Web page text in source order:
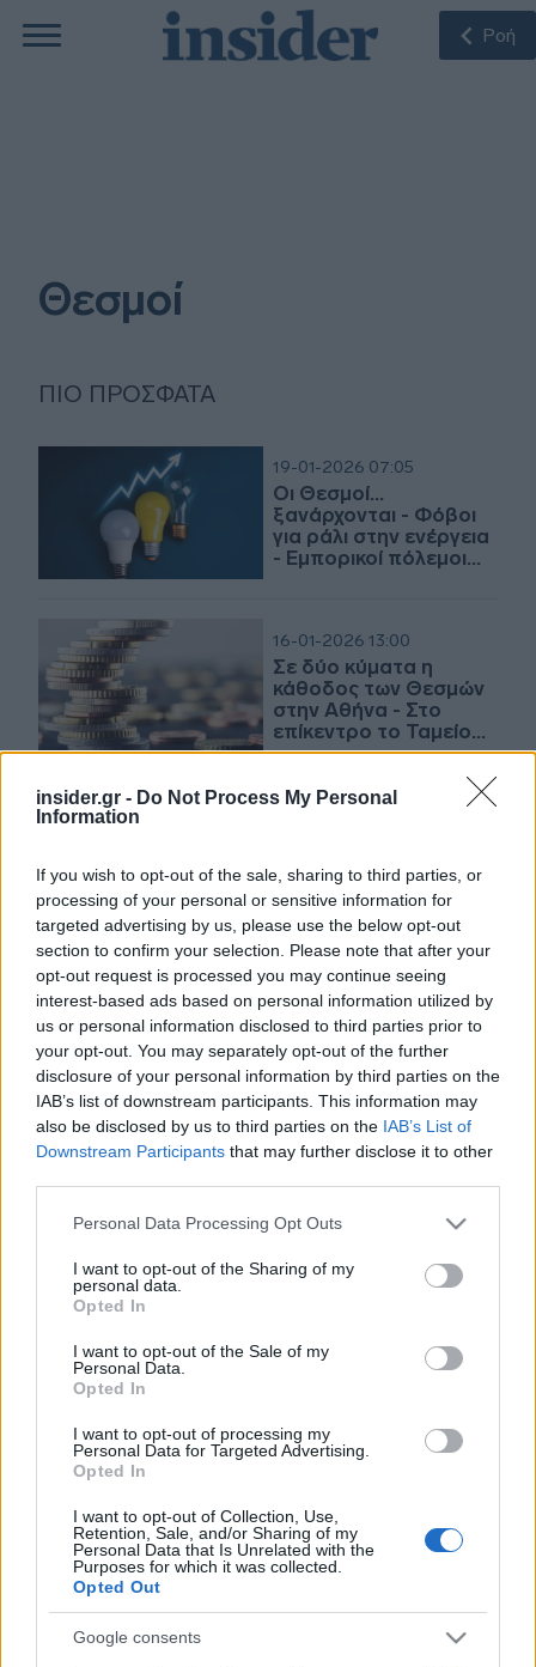
insider.gr - Do Not Process My Personal
Information
If you wish to opt-out of the sale, sharing to third parties, or
processing of your personal or sensitive information for
targeted advertising by us, please use the below opt-out
section to confirm your selection. Please note that after your
opt-out request is processed you may continue seeing
interest-based ads based on personal information utilized by
us or personal information disclosed to third parties prior to
your opt-out. You may separately opt-out of the further
disclosure of your personal information by third parties on the
IAB’s list of downstream participants. This information may
also be disclosed by us to third parties on the IAB’s List of
Downstream Participants that may further disclose it to other
Please note that this website/app uses one or more Google
not limited to your visit or usage behaviour. You may click to
grant or deny consent to Google and its third-party tags to
use your data for below specified purposes in below Google
consent section.
Personal Data Processing Opt Outs
I want to opt-out of the Sharing of my
personal data.
Opted In
I want to opt-out of the Sale of my
Personal Data.
Opted In
I want to opt-out of processing my
Personal Data for Targeted Advertising.
Opted In
I want to opt-out of Collection, Use,
Retention, Sale, and/or Sharing of my
Personal Data that Is Unrelated with the
Purposes for which it was collected.
Opted Out
Google consents
Ροή
Θεσμοί
ΠΙΟ ΠΡΌΣΦΑΤΑ
19-01-2026 07:05
Οι Θεσμοί...
ξανάρχονται - Φόβοι
για ράλι στην ενέργεια
- Εμπορικοί πόλεμοι
16-01-2026 13:00
Σε δύο κύματα η
κάθοδος των Θεσμών
στην Αθήνα - Στο
επίκεντρο το Ταμείο
Ανάκαμψης
29-09-2025 07:00
μήνυμα Μητσοτάκη για
UniCredit - Αγωνία για
ΟΠΕΚΕΠΕ
26-09-2025 18:16
Όταν τα λεφτά δεν θα
υπάρχουν
16-09-2025 13:30
Ξανά στο μικροσκόπιο
των Θεσμών: Διπλό
κρας τεστ για μέτρα
στήριξης και
31-03-2025 07:05
αποφάσεις της ΕΚΤ
30-03-2025 08:00
Στο μικροσκόπιο των
Ελλάδα – Ανοίγει η
κουβέντα για τις
μειώσεις φόρων
27-03-2025 07:15